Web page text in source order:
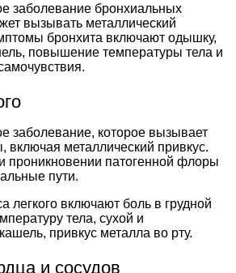
заболевание бронхиальных
вызывать металлический
бронхита включают одышку,
повышение температуры тела и
заболевание, которое вызывает
металлический привкус.
проникновении патогенной флоры
пути.
легкого включают боль в грудной
тела, сухой и
привкус металла во рту.
и сосудов